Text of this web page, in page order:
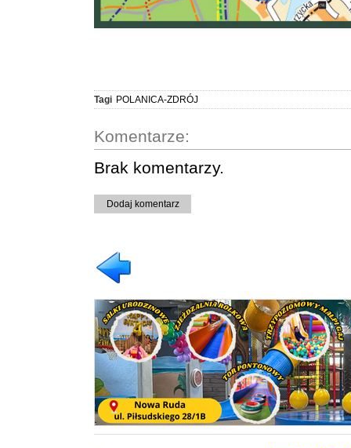
Tagi POLANICA-ZDRÓJ
Komentarze:
Brak komentarzy.
Dodaj komentarz